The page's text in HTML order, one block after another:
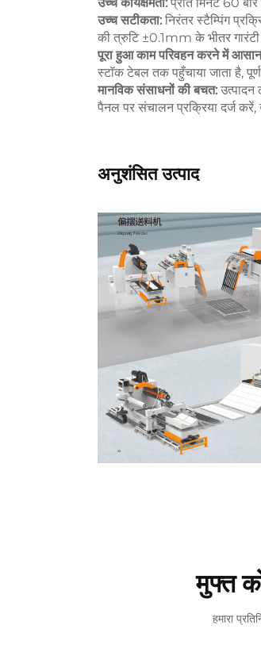
उच्च सटीकता: निरंतर स्टैम्पिंग
की त्रुटि ±0.1mm के भीतर
पूरा हुआ काम परिवहन करने में
स्टॉक टेबल तक पहुँचाया जाता है,
मानविक संसाधनों की बचत: उत्पादन
पैनल पर संचालन प्रक्रिया दर्ज
अनुशंसित उत्पाद
मुफ्त
हमारा